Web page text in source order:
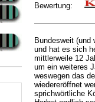
Bewertung:
Bundesweit (und
und hat es sich
mittlerweile 12
um ein weiteres
weswegen das
wiedereröffnet
sprichwörtliche